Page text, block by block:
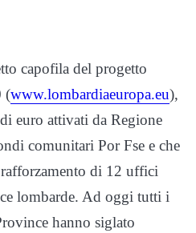
capofila del progetto
(www.lombardiaeuropa.eu),
euro attivati da Regione
comunitari Por Fse e che
di 12 uffici
lombarde. Ad oggi tutti i
hanno siglato